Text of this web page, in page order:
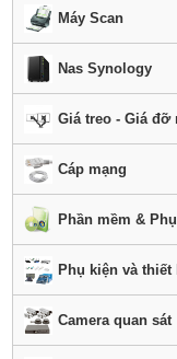
Máy Scan
Nas Synology
Giá treo - Giá đỡ
Cáp mạng
Phần mềm &
Phụ kiện và
Camera quan sát